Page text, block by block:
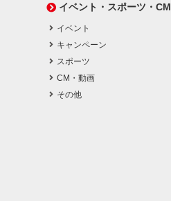
イベント・スポーツ・CM
イベント
キャンペーン
スポーツ
CM・動画
その他